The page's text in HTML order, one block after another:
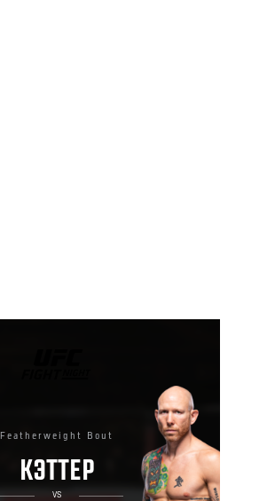
Featherweight Bout
КЭТТЕР
VS